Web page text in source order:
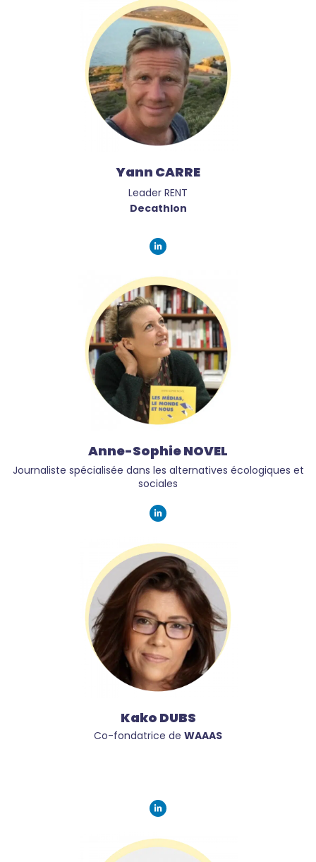
Yann CARRE
Leader RENT
Decathlon
Anne-Sophie NOVEL
Journaliste spécialisée dans les alternatives écologiques et
sociales
Kako DUBS
Co-fondatrice de WAAAS